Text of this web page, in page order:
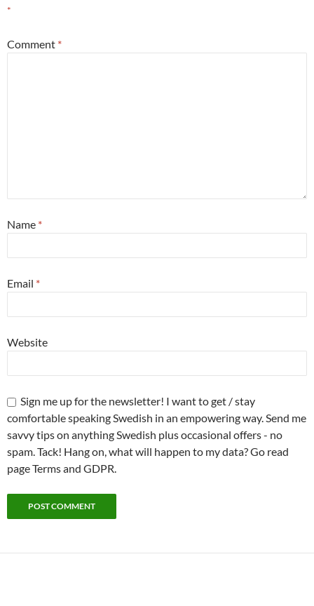
*
Comment *
Name *
Email *
Website
Sign me up for the newsletter! I want to get / stay
comfortable speaking Swedish in an empowering way. Send me
savvy tips on anything Swedish plus occasional offers - no
spam. Tack! Hang on, what will happen to my data? Go read
page Terms and GDPR.